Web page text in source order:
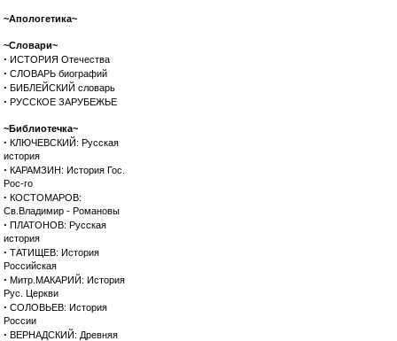
~Апологетика~
~Словари~
· ИСТОРИЯ Отечества
· СЛОВАРЬ биографий
· БИБЛЕЙСКИЙ словарь
· РУССКОЕ ЗАРУБЕЖЬЕ
~Библиотечка~
· КЛЮЧЕВСКИЙ: Русская
история
· КАРАМЗИН: История Гос.
Рос-го
· КОСТОМАРОВ:
Св.Владимир - Романовы
· ПЛАТОНОВ: Русская
история
· ТАТИЩЕВ: История
Российская
· Митр.МАКАРИЙ: История
Рус. Церкви
· СОЛОВЬЕВ: История
России
· ВЕРНАДСКИЙ: Древняя